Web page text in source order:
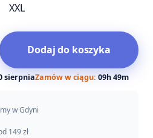
XXL
Dodaj do koszyka
sierpniaZamów w ciągu: 09h 49m
w Gdyni
149 zł